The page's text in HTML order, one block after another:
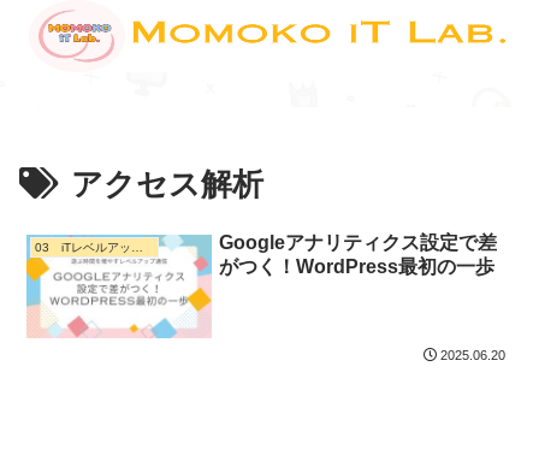
アクセス解析
03 iTレベルアップ通信
Googleアナリティクス設定で差
がつく！WordPress最初の一歩
2025.06.20